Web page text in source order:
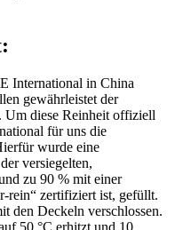
International in China
gewährleistet der
Um diese Reinheit offiziell
für uns die
wurde eine
versiegelten,
zu 90 % mit einer
rein“ zertifiziert ist, gefüllt.
den Deckeln verschlossen.
50 °C erhitzt und 10